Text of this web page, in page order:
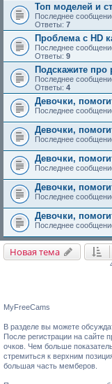
Топ моделей и
Последнее
Ответы: 7
Проблема с HD
Последнее
Ответы: 9
Подскажите про
Последнее
Ответы: 4
Девочки,
Последнее
Девочки,
Последнее
Девочки,
Последнее
Девочки,
Последнее
Девочки,
Последнее
Новая тема
MyFreeCams
В разделе вы можете
После регистрации на сайте
очков. Чем больше
стремиться к верхним
большая часть мемберов.